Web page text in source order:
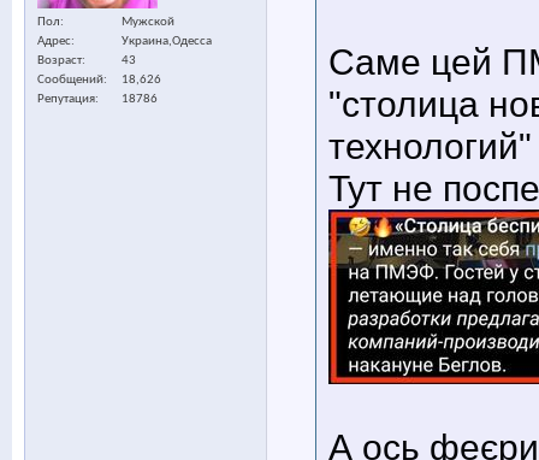
Пол
Мужской
Адрес
Украина,Одесса
Возраст
43
Сообщений
18,626
Репутация
18786
Саме цей
"столица
Тут не
А ось